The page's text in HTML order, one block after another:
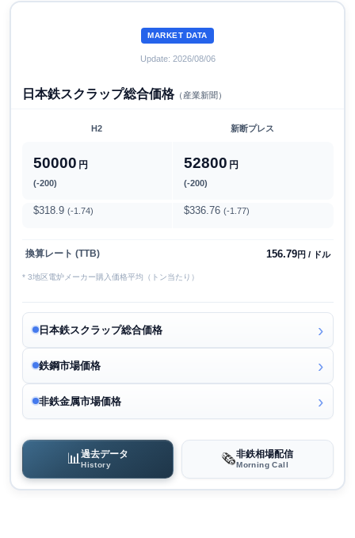
MARKET DATA
Update: 2026/08/06
日本鉄スクラップ総合価格（産業新聞）
H2 新断プレス
50000 円
(-200)
52800 円
(-200)
$318.9 (-1.74) $336.76 (-1.77)
換算レート (TTB) 156.79円 / ドル
* 3地区電炉メーカー購入価格平均（トン当たり）
日本鉄スクラップ総合価格
鉄鋼市場価格
非鉄金属市場価格
📊過去データ
History 🗞️非鉄相場配信
Morning Call